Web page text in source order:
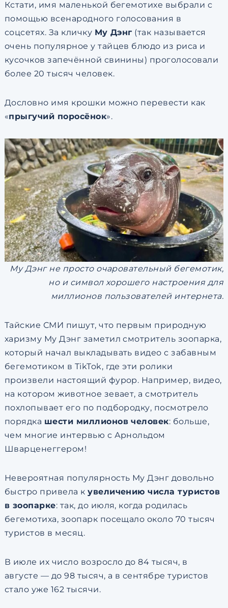
Кстати, имя маленькой бегемотихе выбрали с
помощью всенародного голосования в
соцсетях. За кличку Му Дэнг (так называется
очень популярное у тайцев блюдо из риса и
кусочков запечённой свинины) проголосовали
более 20 тысяч человек.
Дословно имя крошки можно перевести как
«прыгучий поросёнок».
Му Дэнг не просто очаровательный бегемотик,
но и символ хорошего настроения для
миллионов пользователей интернета.
Тайские СМИ пишут, что первым природную
харизму Му Дэнг заметил смотритель зоопарка,
который начал выкладывать видео с забавным
бегемотиком в TikTok, где эти ролики
произвели настоящий фурор. Например, видео,
на котором животное зевает, а смотритель
похлопывает его по подбородку, посмотрело
порядка шести миллионов человек: больше,
чем многие интервью с Арнольдом
Шварценеггером!
Невероятная популярность Му Дэнг довольно
быстро привела кувеличению числа туристов
в зоопарке: так, до июля, когда родилась
бегемотиха, зоопарк посещало около 70 тысяч
туристов в месяц.
В июле их число возросло до 84 тысяч, в
августе — до 98 тысяч, а в сентябре туристов
стало уже 162 тысячи.